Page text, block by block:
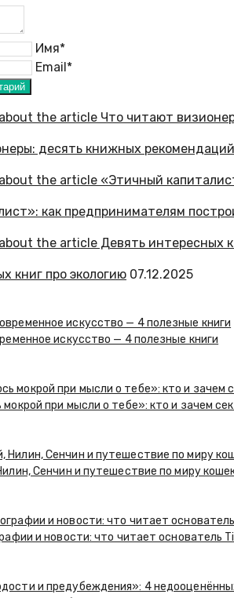
Имя*
Email*
десять книжных
как предпринимателям
книг про экологию 07.12.2025
искусство — 4 полезные книги
при мысли о тебе»: кто и зачем
Сенчин и путешествие по миру
и новости: что читает основатель